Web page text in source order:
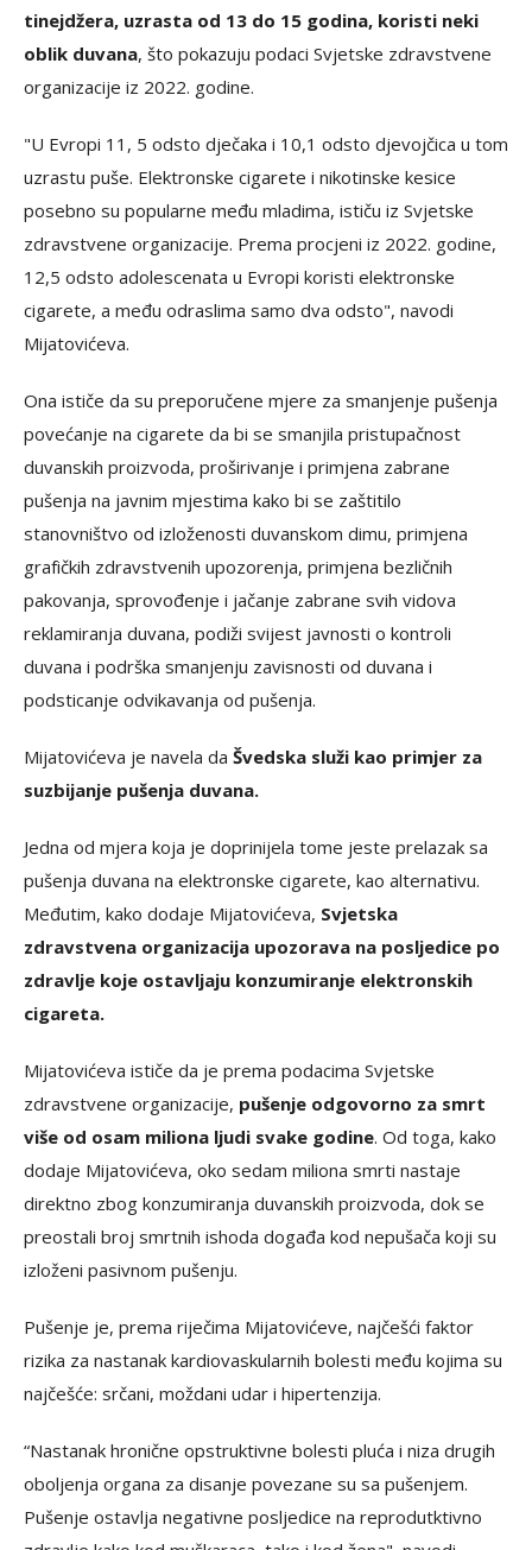
tinejdžera, uzrasta od 13 do 15 godina, koristi neki
oblik duvana, što pokazuju podaci Svjetske zdravstvene
organizacije iz 2022. godine.
"U Evropi 11, 5 odsto dječaka i 10,1 odsto djevojčica u tom
uzrastu puše. Elektronske cigarete i nikotinske kesice
posebno su popularne među mladima, ističu iz Svjetske
zdravstvene organizacije. Prema procjeni iz 2022. godine,
12,5 odsto adolescenata u Evropi koristi elektronske
cigarete, a među odraslima samo dva odsto", navodi
Mijatovićeva.
Ona ističe da su preporučene mjere za smanjenje pušenja
povećanje na cigarete da bi se smanjila pristupačnost
duvanskih proizvoda, proširivanje i primjena zabrane
pušenja na javnim mjestima kako bi se zaštitilo
stanovništvo od izloženosti duvanskom dimu, primjena
grafičkih zdravstvenih upozorenja, primjena bezličnih
pakovanja, sprovođenje i jačanje zabrane svih vidova
reklamiranja duvana, podiži svijest javnosti o kontroli
duvana i podrška smanjenju zavisnosti od duvana i
podsticanje odvikavanja od pušenja.
Mijatovićeva je navela da Švedska služi kao primjer za
suzbijanje pušenja duvana.
Jedna od mjera koja je doprinijela tome jeste prelazak sa
pušenja duvana na elektronske cigarete, kao alternativu.
Međutim, kako dodaje Mijatovićeva, Svjetska
zdravstvena organizacija upozorava na posljedice po
zdravlje koje ostavljaju konzumiranje elektronskih
cigareta.
Mijatovićeva ističe da je prema podacima Svjetske
zdravstvene organizacije, pušenje odgovorno za smrt
više od osam miliona ljudi svake godine. Od toga, kako
dodaje Mijatovićeva, oko sedam miliona smrti nastaje
direktno zbog konzumiranja duvanskih proizvoda, dok se
preostali broj smrtnih ishoda događa kod nepušača koji su
izloženi pasivnom pušenju.
Pušenje je, prema riječima Mijatovićeve, najčešći faktor
rizika za nastanak kardiovaskularnih bolesti među kojima su
najčešće: srčani, moždani udar i hipertenzija.
“Nastanak hronične opstruktivne bolesti pluća i niza drugih
oboljenja organa za disanje povezane su sa pušenjem.
Pušenje ostavlja negativne posljedice na reprodutktivno